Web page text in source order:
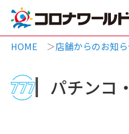
HOME 店舗からのお知
パチンコ